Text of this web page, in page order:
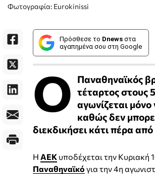
Φωτογραφία: Eurokinissi
Πρόσθεσε το Dnews στα
αγαπημένα σου στη Google
Ο Παναθηναϊκός
τέταρτος στους
αγωνίζεται μόνο
καθώς δεν
διεκδικήσει κάτι πέρα
Η ΑΕΚ υποδέχεται την Κυριακή
Παναθηναϊκό για την 4η